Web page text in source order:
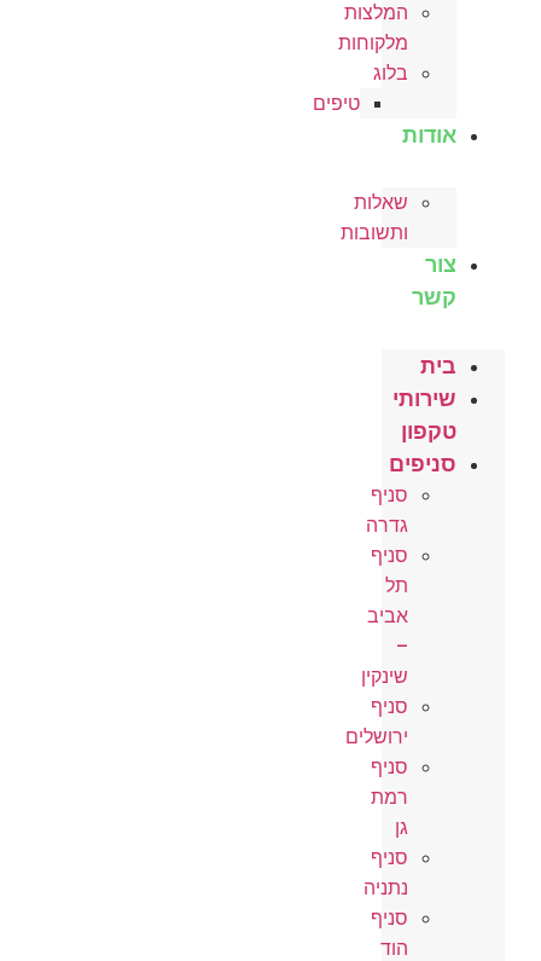
המלצות
מלקוחות
בלוג
טיפים
אודות
שאלות
ותשובות
צור
קשר
בית
שירותי
טקפון
סניפים
סניף
גדרה
סניף
תל
אביב
–
שינקין
סניף
ירושלים
סניף
רמת
גן
סניף
נתניה
סניף
הוד